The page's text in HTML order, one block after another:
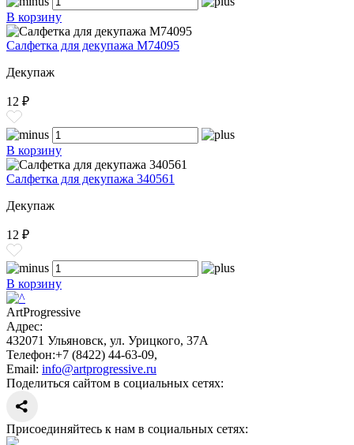
В корзину
Салфетка для декупажа M74095
Декупаж
12 ₽
В корзину
Салфетка для декупажа 340561
Декупаж
12 ₽
В корзину
ArtProgressive
Адрес:
432071 Ульяновск, ул. Урицкого, 37А
Телефон:+7 (8422) 44-63-09,
Email: info@artprogressive.ru
Поделиться сайтом в социальных сетях:
Присоединяйтесь к нам в социальных сетях: